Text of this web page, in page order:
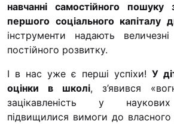
навчанні самостійного пошуку
першого соціального капіталу
інструменти надають
постійного розвитку.
І в нас уже є перші успіхи! У
оцінки в школі, з’явився
зацікавленість у
підвищилися вимоги до власного